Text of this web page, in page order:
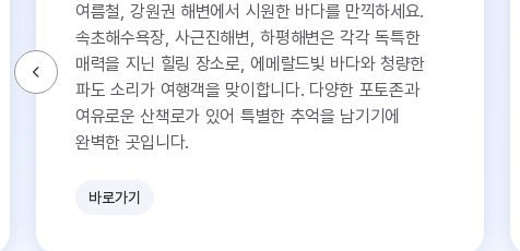
여름철, 강원권 해변에서 시원한 바다를 만끽하세요.
속초해수욕장, 사근진해변, 하평해변은 각각 독특한
매력을 지닌 힐링 장소로, 에메랄드빛 바다와 청량한
파도 소리가 여행객을 맞이합니다. 다양한 포토존과
여유로운 산책로가 있어 특별한 추억을 남기기에
완벽한 곳입니다.
바로가기